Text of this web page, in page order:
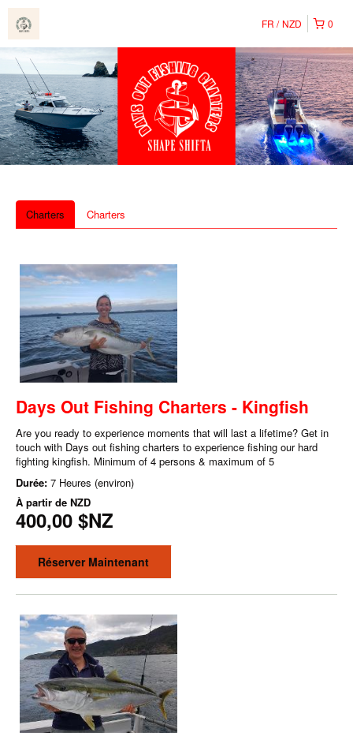
0
FR NZD
Charters Charters
Days Out Fishing Charters - Kingfish
Are you ready to experience moments that will last a lifetime? Get in
touch with Days out fishing charters to experience fishing our hard
fighting kingfish. Minimum of 4 persons & maximum of 5
Durée: 7 Heures (environ)
À partir de NZD
400,00 $NZ
Réserver Maintenant